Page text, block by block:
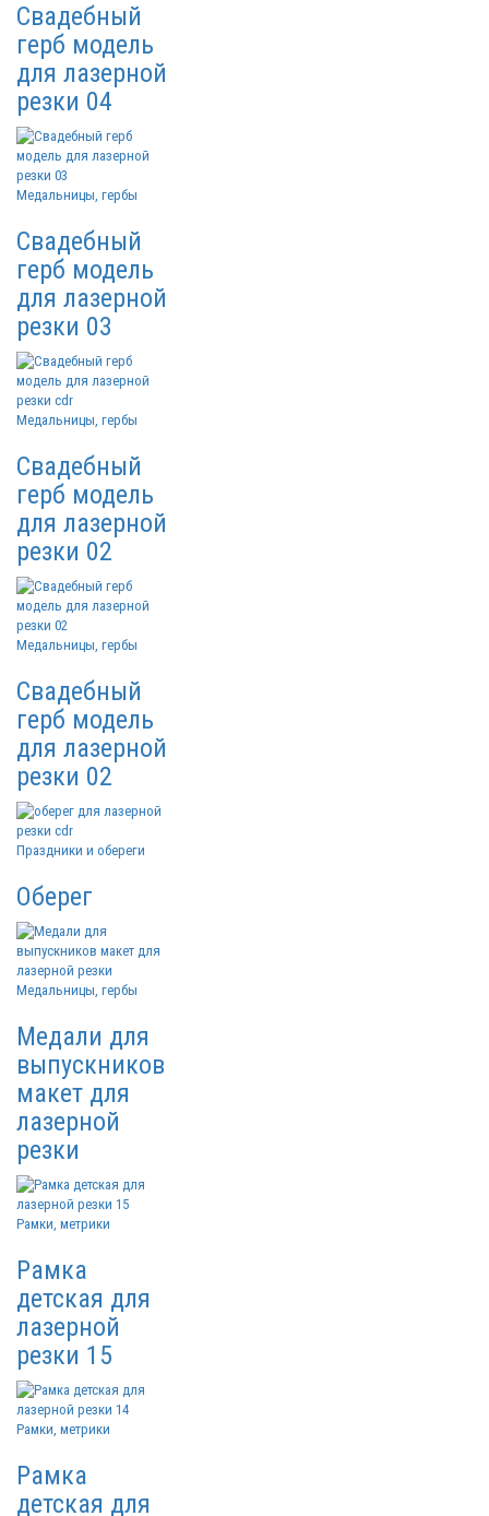
Свадебный
герб модель
для лазерной
резки 04
Медальницы, гербы
Свадебный
герб модель
для лазерной
резки 03
Медальницы, гербы
Свадебный
герб модель
для лазерной
резки 02
Медальницы, гербы
Свадебный
герб модель
для лазерной
резки 02
Праздники и обереги
Оберег
Медальницы, гербы
Медали для
выпускников
макет для
лазерной
резки
Рамки, метрики
Рамка
детская для
лазерной
резки 15
Рамки, метрики
Рамка
детская для